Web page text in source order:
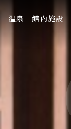
温泉 館内施設